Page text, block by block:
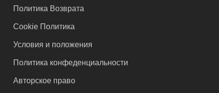
Политика Возврата
Cookie Политика
Условия и положения
Политика конфеденциальности
Авторское право